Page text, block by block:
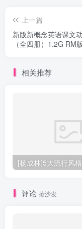
上一篇
新版新概念英语课文
（全四册）1.2G RM
相关推荐
[杨成林]5大流行风
评论 抢沙发